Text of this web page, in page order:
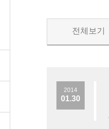
전체보기
2014
01.30